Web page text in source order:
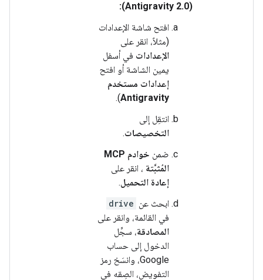
(Antigravity 2.0):
افتح شاشة الإعدادات
(مثلاً، انقر على
الإعدادات في أسفل
يمين الشاشة أو افتح
إعدادات مستخدم
Antigravity
).
انتقِل إلى
التخصيصات.
ضمن
خوادم MCP
المُثبَّتة ، انقر على
إعادة التحميل.
ابحث عن drive
في القائمة، وانقر على
المصادقة، سجِّل
الدخول إلى حساب
Google، وانسَخ رمز
التفويض، الصِقه في